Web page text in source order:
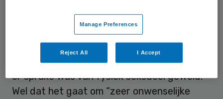
over het ervaren grensoverschrijdend
gedrag”, aldus Geertsema.
Geertsema zegt dat haar niet bekend is dat
er sprake was van fysiek seksueel geweld.
Wel dat het gaat om “zeer onwenselijke
Manage Preferences
Reject All I Accept